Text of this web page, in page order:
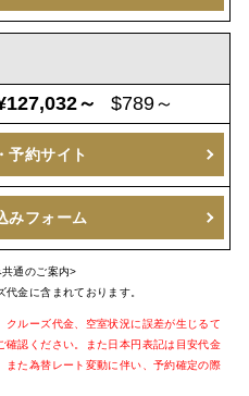
～ $789～
予約サイト
みフォーム
通のご案内>
金に含まれております。
ルーズ代金、空室状況に誤差が生じるて
確認ください。また日本円表記は目安代金
また為替レート変動に伴い、予約確定の際